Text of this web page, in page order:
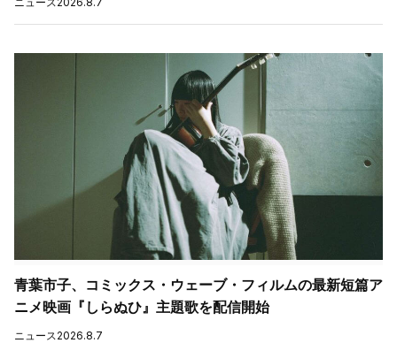
青葉市子、コミックス・ウェーブ・フィルムの最新短篇ア
ニメ映画『しらぬひ』主題歌を配信開始
ニュース 2026.8.7